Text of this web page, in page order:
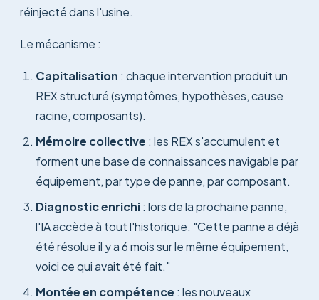
réinjecté dans l'usine.
Le mécanisme :
Capitalisation : chaque intervention produit un
REX structuré (symptômes, hypothèses, cause
racine, composants).
Mémoire collective : les REX s'accumulent et
forment une base de connaissances navigable par
équipement, par type de panne, par composant.
Diagnostic enrichi: lors de la prochaine panne,
l'IA accède à tout l'historique. "Cette panne a déjà
été résolue il y a 6 mois sur le même équipement,
voici ce qui avait été fait."
Montée en compétence : les nouveaux